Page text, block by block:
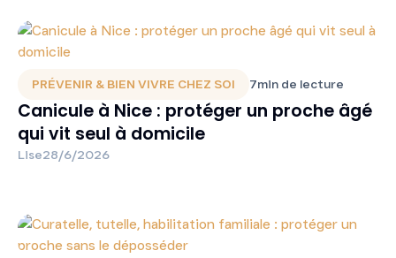
PRÉVENIR & BIEN VIVRE CHEZ SOI 7min de lecture
Canicule à Nice : protéger un proche âgé
qui vit seul à domicile
Lise28/6/2026